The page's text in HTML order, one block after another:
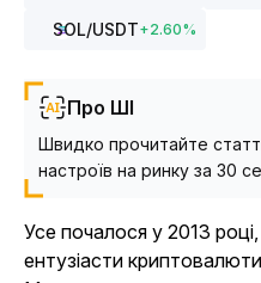
SOL/USDT+2.60%
Про ШІ
Швидко прочитайте
настроїв на ринку за 30
Усе почалося у 2013
ентузіасти